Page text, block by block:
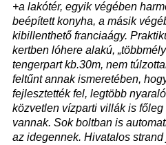
+a lakótér, egyik végében
beépített konyha, a másik
kibillenthető franciaágy.
kertben lóhere alakú,
tengerpart kb.30m, nem
feltűnt annak ismeretében,
fejlesztették fel, legtöbb
közvetlen vízparti villák is
vannak. Sok boltban is
az idegennek. Hivatalos